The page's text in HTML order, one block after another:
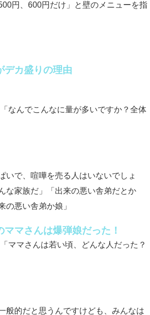
円、600円だけ」と壁のメニューを指
デカ盛りの理由
なんでこんなに量が多いですか？全体
いで、喧嘩を売る人はいないでしょ
な家族だ」「出来の悪い舎弟だとか
の悪い舎弟か娘」
マさんは爆弾娘だった！
ママさんは若い頃、どんな人だった？
般的だと思うんですけども、みんなは